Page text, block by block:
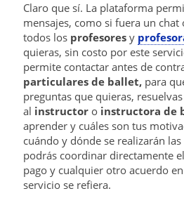
Claro que sí. La plataforma
mensajes, como si fuera un
todos los profesores y
quieras, sin costo por este
permite contactar antes de
particulares de ballet, para
preguntas que quieras,
al instructor o instructora de
aprender y cuáles son tus
cuándo y dónde se realizarán las
podrás coordinar directamente
pago y cualquier otro acuerdo
servicio se refiera.